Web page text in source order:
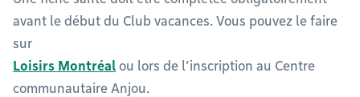
avant le début du Club vacances. Vous pouvez le faire
sur
Loisirs Montréal ou lors de l’inscription au Centre
communautaire Anjou.